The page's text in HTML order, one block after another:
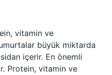
vitamin ve
büyük miktarda
içerir. En önemli
Protein, vitamin ve